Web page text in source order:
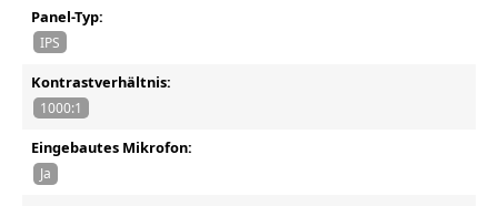
Panel-Typ:
IPS
Kontrastverhältnis:
1000:1
Eingebautes Mikrofon:
Ja